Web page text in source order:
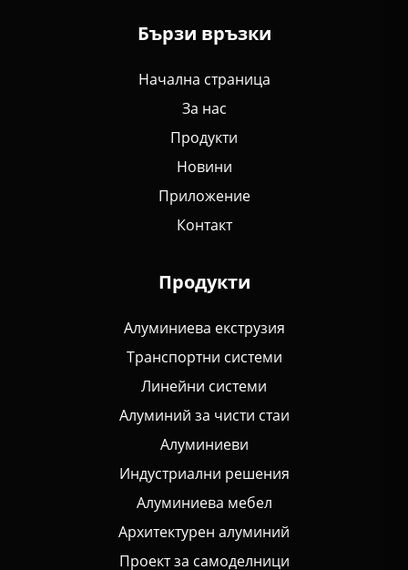
Бързи връзки
Начална страница
За нас
Продукти
Новини
Приложение
Контакт
Продукти
Алуминиева екструзия
Транспортни системи
Линейни системи
Алуминий за чисти стаи
Алуминиеви
Индустриални решения
Алуминиева мебел
Архитектурен алуминий
Проект за самоделници